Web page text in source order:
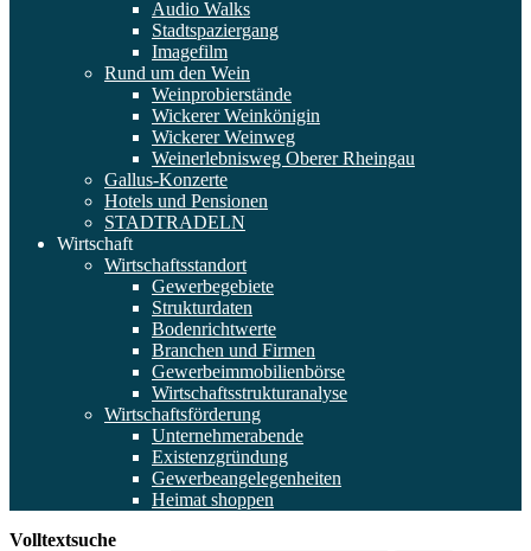
Audio Walks
Stadtspaziergang
Imagefilm
Rund um den Wein
Weinprobierstände
Wickerer Weinkönigin
Wickerer Weinweg
Weinerlebnisweg Oberer Rheingau
Gallus-Konzerte
Hotels und Pensionen
STADTRADELN
Wirtschaft
Wirtschaftsstandort
Gewerbegebiete
Strukturdaten
Bodenrichtwerte
Branchen und Firmen
Gewerbeimmobilienbörse
Wirtschaftsstrukturanalyse
Wirtschaftsförderung
Unternehmerabende
Existenzgründung
Gewerbeangelegenheiten
Heimat shoppen
Volltextsuche